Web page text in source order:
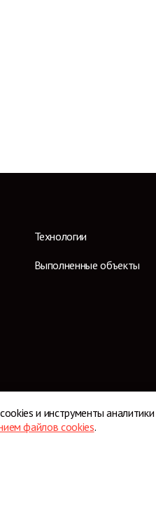
Технологии
Выполненные объекты
и инструменты
файлов cookies.